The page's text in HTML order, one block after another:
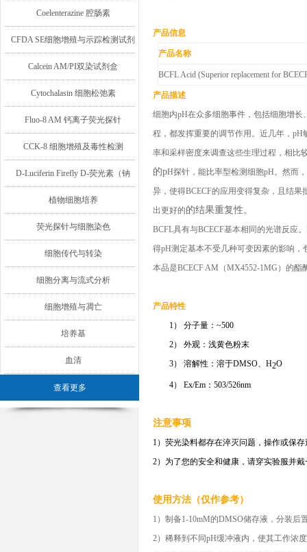
Coelenterazine 腔肠素
CFDA SE细胞增殖与示踪检测试剂
盒
Calcein AM/PI双染试剂盒
Cytochalasin 细胞松弛素
Fluo-8 AM 钙离子荧光探针
CCK-8 细胞增殖及毒性检测
D-Luciferin Firefly D-荧光素（钠
盐/钾盐/游离酸）
植物细胞培养
荧光探针与细胞染色
细胞传代与转染
细胞分离与流式分析
细胞增殖与凋亡
培养基
血清
查看更多
产品信息
产品名称
BCFL Acid (Superior replacement for
产品描述
细胞内pH在众多细胞事件，包括细胞增长
程，都发挥重要的调节作用。近几年，pH
率和采样密度来调查这些生理过程，相比
的pH探针，能比率型检测细胞pH 。然而
异 ，使得BCECF的应用变得复杂，且结果
出更好的的结果重复性。
BCFL具有与BCECF基本相同的光谱反应。
得pH测定基本不受几种可变因素的影响
本品是BCECF AM （MX4552-1MG ）的酯
产品特性
1） 分子量：~500
2） 外观：浅黄色粉末
3） 溶解性：溶于DMSO 、H2O
4） Ex/Em ： 503/526nm
注意事项
1） 荧光染料都存在淬灭问题，操作或保
2） 为了您的安全和健康，请穿实验服并
使用方法（仅作参考）
1）制备1-10mM的DMSO储存液，分装
2）稀释到不同pH缓冲液内，使其工作浓